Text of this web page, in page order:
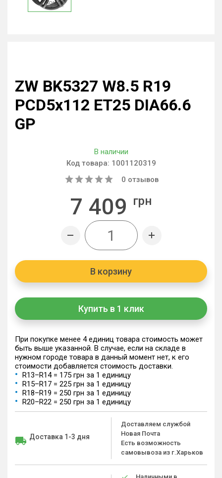
ZW BK5327 W8.5 R19
PCD5x112 ET25 DIA66.6
GP
В наличии
Код товара: 1001120319
0 отзывов
7 409 грн
В корзину
Купить в 1 клик
При покупке менее 4 единиц товара стоимость может
быть выше указанной. В случае, если на складе в
нужном городе товара в данный момент нет, к его
стоимости добавляется стоимость доставки.
R13–R14 = 175 грн за 1 единицу
R15–R17 = 225 грн за 1 единицу
R18–R19 = 250 грн за 1 единицу
R20–R22 = 250 грн за 1 единицу
Доставка 1-3 дня
Доставляем службой
Новая Почта
Есть возможность
самовывоза из г.Харьков